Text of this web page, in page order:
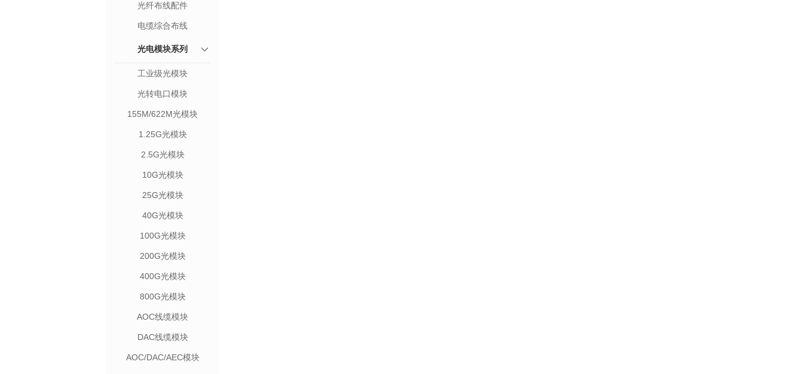
光纤布线配件
电缆综合布线
光电模块系列
工业级光模块
光转电口模块
155M/622M光模块
1.25G光模块
2.5G光模块
10G光模块
25G光模块
40G光模块
100G光模块
200G光模块
400G光模块
800G光模块
AOC线缆模块
DAC线缆模块
AOC/DAC/AEC模块